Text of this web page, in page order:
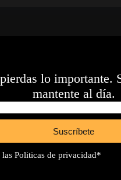
lo importante.
mantente al día.
Suscríbete
lasPoliticas de privacidad*